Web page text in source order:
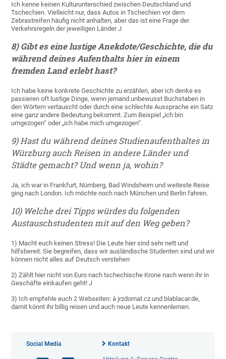
Ich kenne keinen Kulturunterschied zwischen Deutschland und
Tschechien. Vielleicht nur, dass Autos in Tschechien vor dem
Zebrastreifen häufig nicht anhalten, aber das ist eine Frage der
Verkehrsregeln der jeweiligen Länder J
8) Gibt es eine lustige Anekdote/Geschichte, die du
während deines Aufenthalts hier in einem
fremden Land erlebt hast?
Ich habe keine konkrete Geschichte zu erzählen, aber ich denke es
passieren oft lustige Dinge, wenn jemand unbewusst Buchstaben in
den Wörtern vertauscht oder durch eine schlechte Aussprache ein Satz
eine ganz andere Bedeutung bekommt. Zum Beispiel „ich bin
umgezogen“ oder „ich habe mich umgezogen“.
9) Hast du während deines Studienaufenthaltes in
Würzburg auch Reisen in andere Länder und
Städte gemacht? Und wenn ja, wohin?
Ja, ich war in Frankfurt, Nürnberg, Bad Windsheim und weiteste Reise
ging nach London. Ich möchte noch nach München und Berlin fahren.
10) Welche drei Tipps würdes du folgenden
Austauschstudenten mit auf den Weg geben?
1) Macht euch keinen Stress! Die Leute hier sind sehr nett und
hilfsbereit. Sie begreifen, dass wir ausländische Studenten sind und wir
können nicht alles auf Deutsch verstehen
2) Zählt hier nicht von Euro nach tschechische Krone nach wenn ihr in
Geschäfte einkaufen geht! J
3) Ich empfehle euch 2 Webseiten: à jrzdomat.cz und blablacar.de,
damit könnt ihr billig reisen und auch neue Leute kennenlernen.
Social Media Kontakt